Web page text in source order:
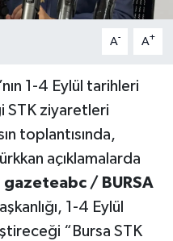
A- A+
1-4 Eylül tarihleri
STK ziyaretleri
toplantısında,
açıklamalarda
gazeteabc / BURSA
1-4 Eylül
“Bursa STK